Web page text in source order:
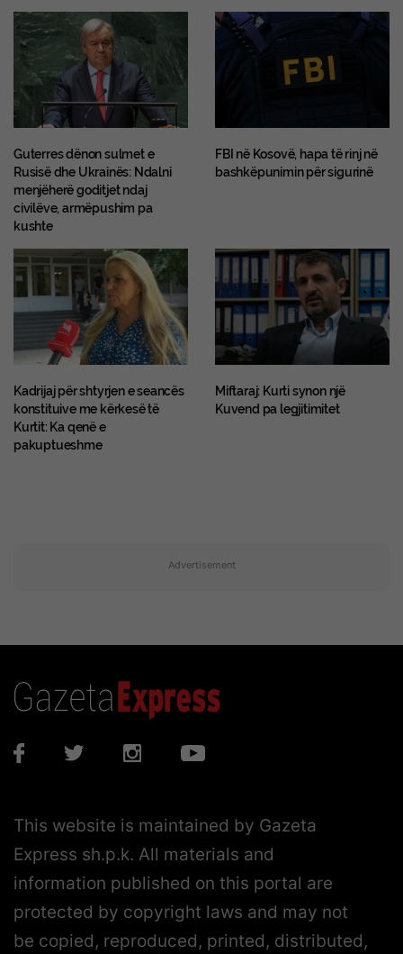
Guterres dënon sulmet e
Rusisë dhe Ukrainës: Ndalni
menjëherë goditjet ndaj
civilëve, armëpushim pa
kushte
FBI në Kosovë, hapa të rinj në
bashkëpunimin për sigurinë
Kadrijaj për shtyrjen e seancës
konstituive me kërkesë të
Kurtit: Ka qenë e
pakuptueshme
Miftaraj: Kurti synon një
Kuvend pa legjitimitet
Advertisement
This website is maintained by Gazeta
Express sh.p.k. All materials and
information published on this portal are
protected by copyright laws and may not
be copied, reproduced, printed, distributed,